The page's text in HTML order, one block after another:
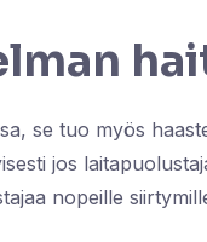
se tuo myös
jos
nopeille